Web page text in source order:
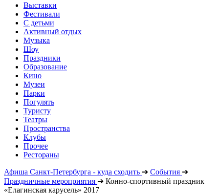
Выставки
Фестивали
С детьми
Активный отдых
Музыка
Шоу
Праздники
Образование
Кино
Музеи
Парки
Погулять
Туристу
Театры
Пространства
Клубы
Прочее
Рестораны
Афиша Санкт-Петербурга - куда сходить ➔ События ➔
Праздничные мероприятия ➔ Конно-спортивный праздник
«Елагинская карусель» 2017